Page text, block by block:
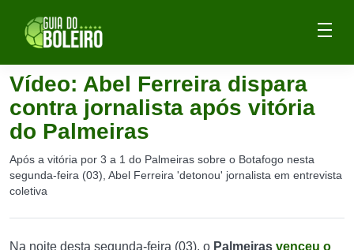
Vídeo: Abel Ferreira dispara
contra jornalista após vitória
do Palmeiras
Após a vitória por 3 a 1 do Palmeiras sobre o Botafogo nesta
segunda-feira (03), Abel Ferreira 'detonou' jornalista em entrevista
coletiva
Na noite desta segunda-feira (03), o Palmeiras venceu o